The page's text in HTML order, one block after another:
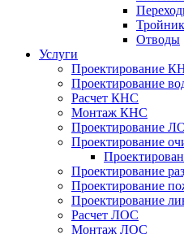
Отводы
Услуги
Проектирование
Проектирование
Расчет КНС
Монтаж КНС
Проектирование
Проектирование
Проектирование
Проектирование
Проектирование
Расчет ЛОС
Монтаж ЛОС